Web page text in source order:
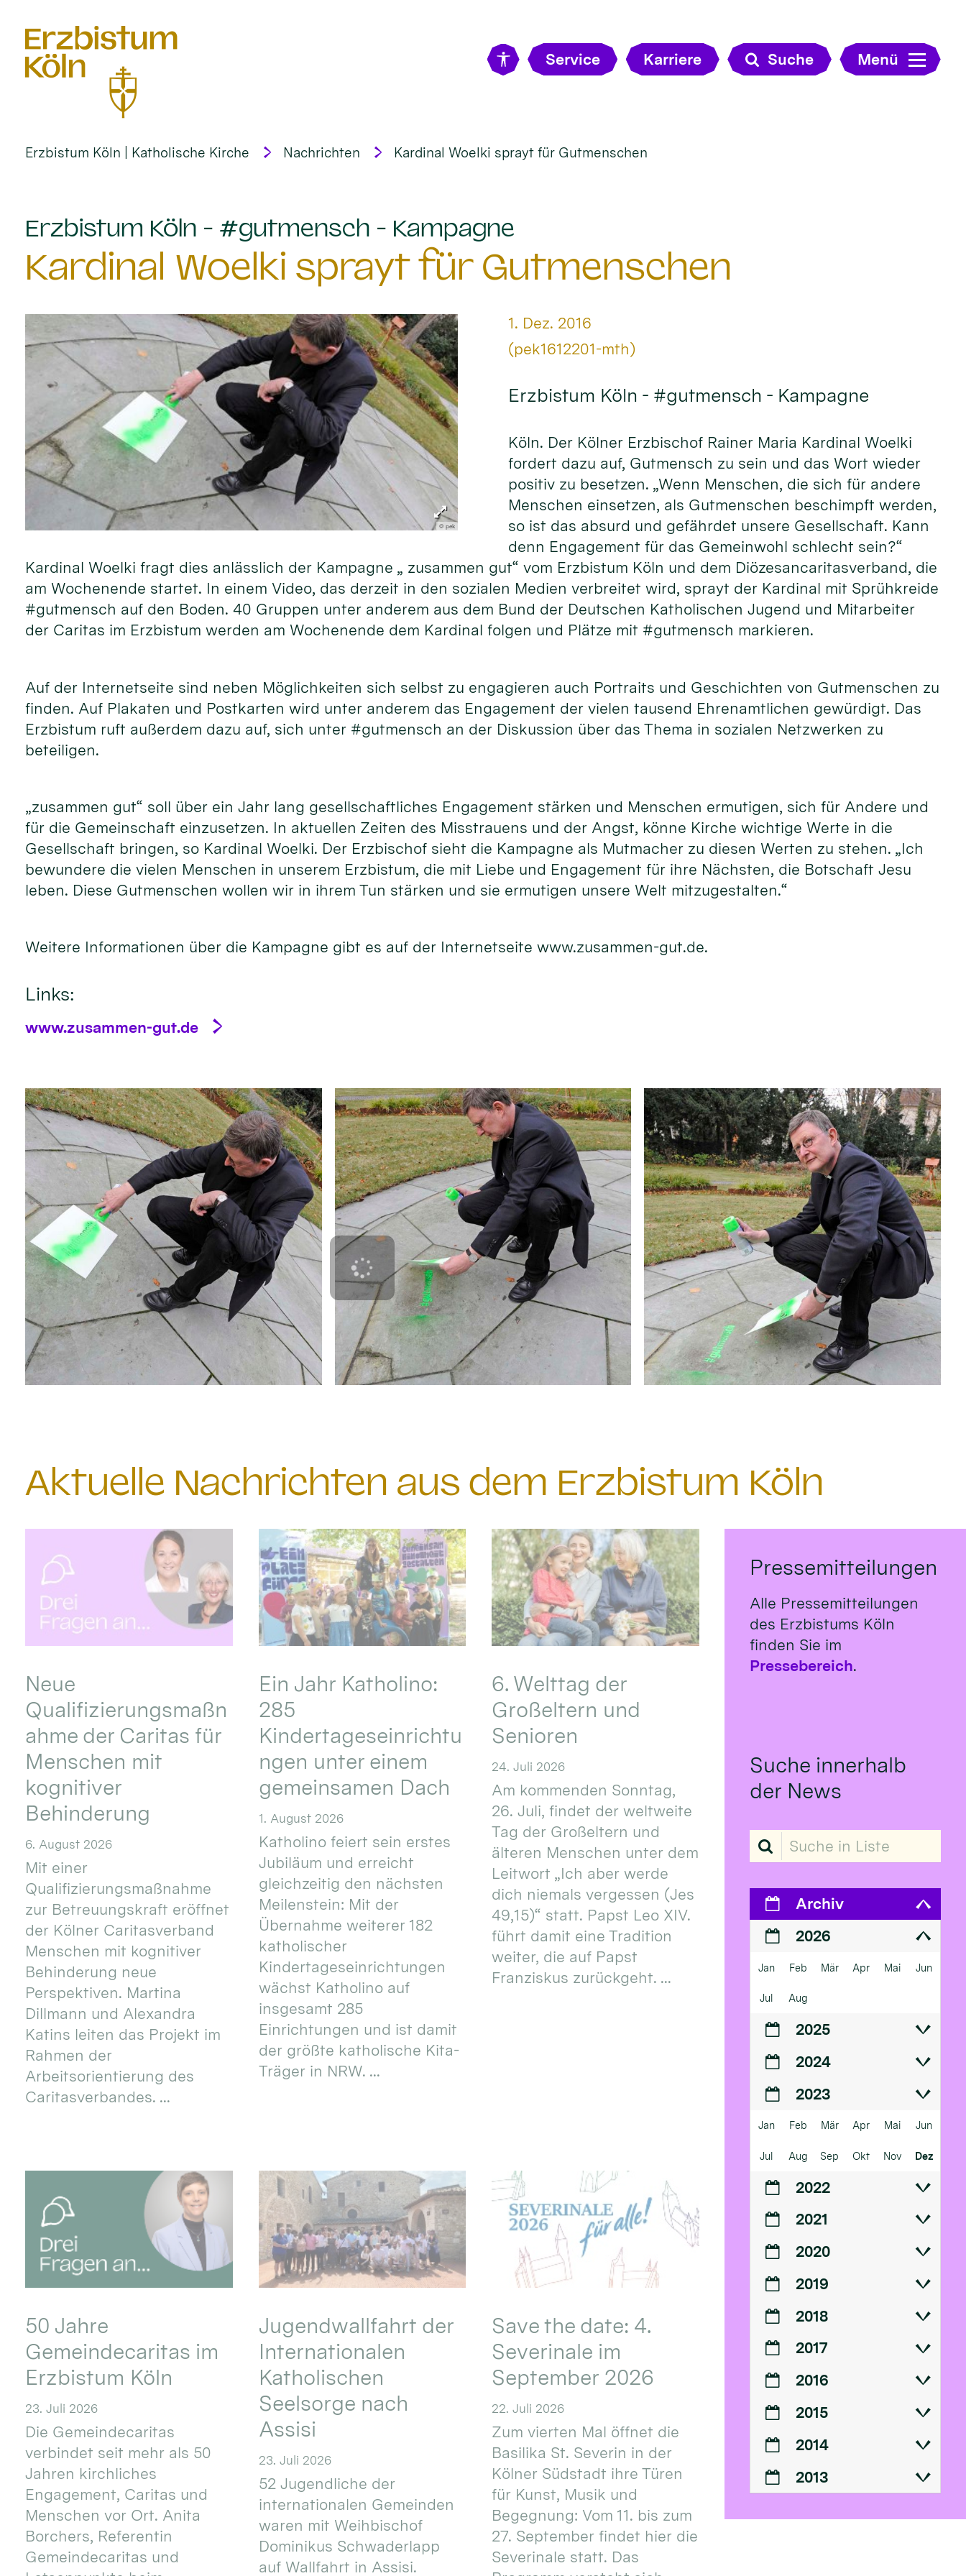
Service Karriere Suche Menü
Erzbistum Köln | Katholische Kirche Nachrichten Kardinal Woelki sprayt für Gutmenschen
Erzbistum Köln - #gutmensch - Kampagne
Kardinal Woelki sprayt für Gutmenschen
© pek
Datum:
1. Dez. 2016
Von:
(pek1612201-mth)
Erzbistum Köln - #gutmensch - Kampagne
Köln. Der Kölner Erzbischof Rainer Maria Kardinal Woelki
fordert dazu auf, Gutmensch zu sein und das Wort wieder
positiv zu besetzen. „Wenn Menschen, die sich für andere
Menschen einsetzen, als Gutmenschen beschimpft werden,
so ist das absurd und gefährdet unsere Gesellschaft. Kann
denn Engagement für das Gemeinwohl schlecht sein?“
Kardinal Woelki fragt dies anlässlich der Kampagne „ zusammen gut“ vom Erzbistum Köln und dem Diözesancaritasverband, die
am Wochenende startet. In einem Video, das derzeit in den sozialen Medien verbreitet wird, sprayt der Kardinal mit Sprühkreide
#gutmensch auf den Boden. 40 Gruppen unter anderem aus dem Bund der Deutschen Katholischen Jugend und Mitarbeiter
der Caritas im Erzbistum werden am Wochenende dem Kardinal folgen und Plätze mit #gutmensch markieren.
Auf der Internetseite sind neben Möglichkeiten sich selbst zu engagieren auch Portraits und Geschichten von Gutmenschen zu
finden. Auf Plakaten und Postkarten wird unter anderem das Engagement der vielen tausend Ehrenamtlichen gewürdigt. Das
Erzbistum ruft außerdem dazu auf, sich unter #gutmensch an der Diskussion über das Thema in sozialen Netzwerken zu
beteiligen.
„zusammen gut“ soll über ein Jahr lang gesellschaftliches Engagement stärken und Menschen ermutigen, sich für Andere und
für die Gemeinschaft einzusetzen. In aktuellen Zeiten des Misstrauens und der Angst, könne Kirche wichtige Werte in die
Gesellschaft bringen, so Kardinal Woelki. Der Erzbischof sieht die Kampagne als Mutmacher zu diesen Werten zu stehen. „Ich
bewundere die vielen Menschen in unserem Erzbistum, die mit Liebe und Engagement für ihre Nächsten, die Botschaft Jesu
leben. Diese Gutmenschen wollen wir in ihrem Tun stärken und sie ermutigen unsere Welt mitzugestalten.“
Weitere Informationen über die Kampagne gibt es auf der Internetseite www.zusammen-gut.de.
Links:
www.zusammen-gut.de
Aktuelle Nachrichten aus dem Erzbistum Köln
Neue
Qualifizierungsmaßn
ahme der Caritas für
Menschen mit
kognitiver
Behinderung
6. August 2026
Mit einer
Qualifizierungsmaßnahme
zur Betreuungskraft eröffnet
der Kölner Caritasverband
Menschen mit kognitiver
Behinderung neue
Perspektiven. Martina
Dillmann und Alexandra
Katins leiten das Projekt im
Rahmen der
Arbeitsorientierung des
Caritasverbandes. ...
Ein Jahr Katholino:
285
Kindertageseinrichtu
ngen unter einem
gemeinsamen Dach
1. August 2026
Katholino feiert sein erstes
Jubiläum und erreicht
gleichzeitig den nächsten
Meilenstein: Mit der
Übernahme weiterer 182
katholischer
Kindertageseinrichtungen
wächst Katholino auf
insgesamt 285
Einrichtungen und ist damit
der größte katholische Kita-
Träger in NRW. ...
6. Welttag der
Großeltern und
Senioren
24. Juli 2026
Am kommenden Sonntag,
26. Juli, findet der weltweite
Tag der Großeltern und
älteren Menschen unter dem
Leitwort „Ich aber werde
dich niemals vergessen (Jes
49,15)“ statt. Papst Leo XIV.
führt damit eine Tradition
weiter, die auf Papst
Franziskus zurückgeht. ...
50 Jahre
Gemeindecaritas im
Erzbistum Köln
23. Juli 2026
Die Gemeindecaritas
verbindet seit mehr als 50
Jahren kirchliches
Engagement, Caritas und
Menschen vor Ort. Anita
Borchers, Referentin
Gemeindecaritas und
Jugendwallfahrt der
Internationalen
Katholischen
Seelsorge nach
Assisi
23. Juli 2026
52 Jugendliche der
internationalen Gemeinden
waren mit Weihbischof
Dominikus Schwaderlapp
auf Wallfahrt in Assisi.
Save the date: 4.
Severinale im
September 2026
22. Juli 2026
Zum vierten Mal öffnet die
Basilika St. Severin in der
Kölner Südstadt ihre Türen
für Kunst, Musik und
Begegnung: Vom 11. bis zum
27. September findet hier die
Severinale statt. Das
Pressemitteilungen
Alle Pressemitteilungen
des Erzbistums Köln
finden Sie im
Pressebereich.
Suche innerhalb
der News
Suche in Liste
Archiv
2026
Jan Feb Mär Apr Mai Jun
Jul Aug
2025
2024
2023
Jan Feb Mär Apr Mai Jun
Jul Aug Sep Okt Nov Dez
2022
2021
2020
2019
2018
2017
2016
2015
2014
2013